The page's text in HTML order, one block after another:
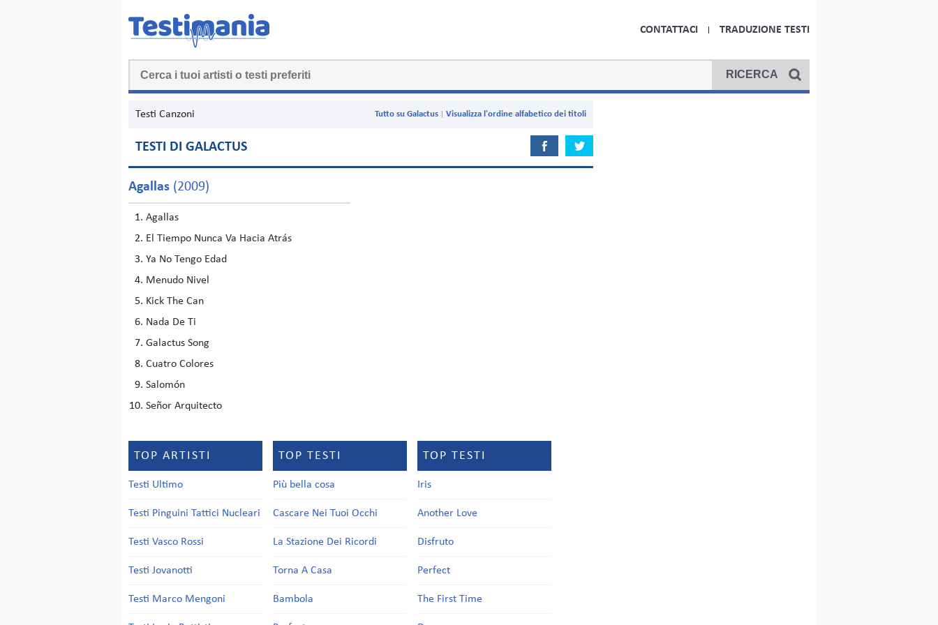
CONTATTACI TRADUZIONE TESTI
Testi Canzoni Visualizza l'ordine alfabetico dei titoli
Tutto su Galactus
TESTI DI GALACTUS
Agallas (2009)
Agallas
El Tiempo Nunca Va Hacia Atrás
Ya No Tengo Edad
Menudo Nivel
Kick The Can
Nada De Ti
Galactus Song
Cuatro Colores
Salomón
Señor Arquitecto
TOP ARTISTI
Testi Ultimo
Testi Pinguini Tattici Nucleari
Testi Vasco Rossi
Testi Jovanotti
Testi Marco Mengoni
TOP TESTI
Più bella cosa
Cascare Nei Tuoi Occhi
La Stazione Dei Ricordi
Torna A Casa
Bambola
TOP TESTI
Iris
Another Love
Disfruto
Perfect
The First Time